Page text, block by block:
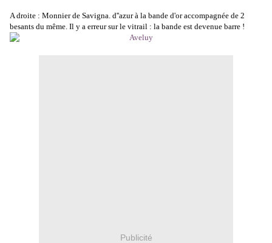
A droite : Monnier de Savigna. d''azur à la bande d'or accompagnée de 2
besants du même. Il y a erreur sur le vitrail : la bande est devenue barre !
Publicité